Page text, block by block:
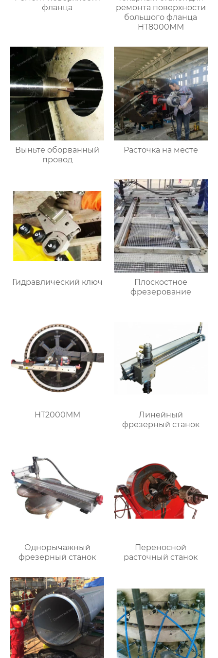
фланца
ремонта поверхности
большого фланца
HT8000MM
Выньте оборванный
провод
Расточка на месте
Гидравлический ключ
Плоскостное
фрезерование
HT2000MM
Линейный
фрезерный станок
Однорычажный
фрезерный станок
Переносной
расточный станок